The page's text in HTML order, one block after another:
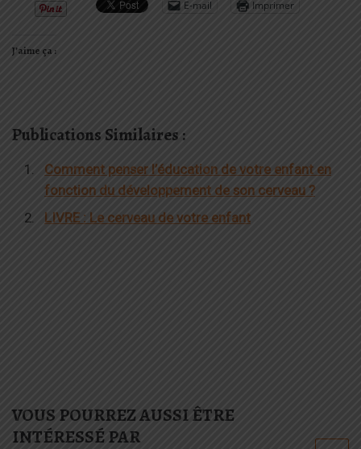
E-mail Imprimer
J’aime ça :
Publications Similaires :
Comment penser l’éducation de votre enfant en
fonction du développement de son cerveau ?
LIVRE : Le cerveau de votre enfant
VOUS POURREZ AUSSI ÊTRE
INTÉRESSÉ PAR